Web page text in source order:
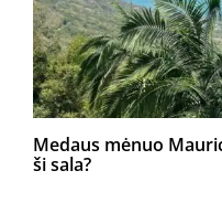
Medaus mėnuo
ši sala?